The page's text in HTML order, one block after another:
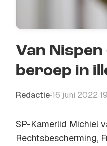
Van
beroep in
Redactie•16 juni 2022
SP-Kamerlid Michiel
Rechtsbescherming,